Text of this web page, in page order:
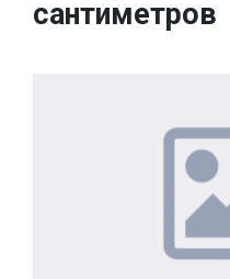
сантиметров